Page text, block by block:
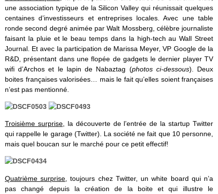
une association typique de la Silicon Valley qui réunissait quelques
centaines d’investisseurs et entreprises locales. Avec une table
ronde second degré animée par Walt Mossberg, célèbre journaliste
faisant la pluie et le beau temps dans la high-tech au Wall Street
Journal. Et avec la participation de Marissa Meyer, VP Google de la
R&D, présentant dans une flopée de gadgets le dernier player TV
wifi d’Archos et le lapin de Nabaztag (photos ci-dessous). Deux
boites françaises valorisées… mais le fait qu’elles soient françaises
n’est pas mentionné.
Troisième surprise, la découverte de l’entrée de la startup Twitter
qui rappelle le garage (Twitter). La société ne fait que 10 personne,
mais quel boucan sur le marché pour ce petit effectif!
Quatrième surprise , toujours chez Twitter, un white board qui n’a
pas changé depuis la création de la boite et qui illustre le